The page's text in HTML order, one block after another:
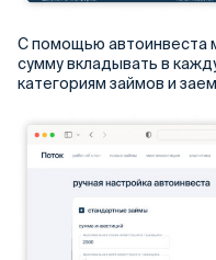
С помощью автоинвеста
сумму вкладывать в
категориям займов и